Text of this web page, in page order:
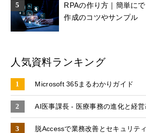
RPAの作り方｜簡単に
作成のコツやサンプル
人気資料ランキング
Microsoft 365まるわかりガイド
AI医事課長 - 医療事務の進化と経
脱Accessで業務改善とセキュリテ